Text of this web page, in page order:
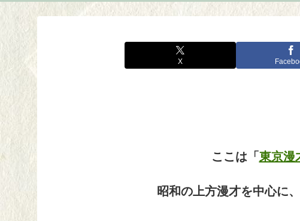
X
ここは「 東京
昭和の上方漫才を中心に